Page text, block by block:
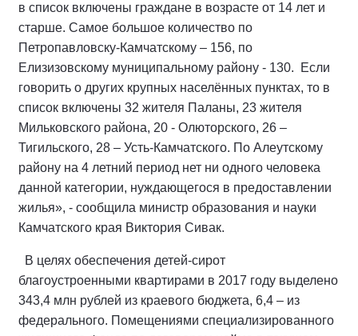
в список включены граждане в возрасте от 14 лет и
старше. Самое большое количество по
Петропавловску-Камчатскому – 156, по
Елизизовскому муниципальному району - 130. Если
говорить о других крупных населённых пунктах, то в
список включены 32 жителя Паланы, 23 жителя
Мильковского района, 20 - Олюторского, 26 –
Тигильского, 28 – Усть-Камчатского. По Алеутскому
району на 4 летний период нет ни одного человека
данной категории, нуждающегося в предоставлении
жилья», - сообщила министр образования и науки
Камчатского края Виктория Сивак.
В целях обеспечения детей-сирот
благоустроенными квартирами в 2017 году выделено
343,4 млн рублей из краевого бюджета, 6,4 – из
федерального. Помещениями специализированного